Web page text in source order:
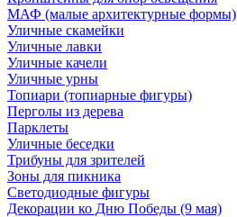
МАФ (малые архитектурные формы)
Уличные скамейки
Уличные лавки
Уличные качели
Уличные урны
Топиари (топиарные фигуры)
Перголы из дерева
Парклеты
Уличные беседки
Трибуны для зрителей
Зоны для пикника
Светодиодные фигуры
Декорации ко Дню Победы (9 мая)